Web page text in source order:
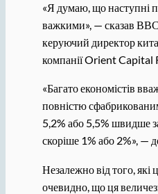
«Я думаю, що наступні
важкими», — сказав
керуючий директор
компанії Orient Capital
«Багато економістів
повністю
5,2% або 5,5% швидше
скоріше 1% або 2%», —
Незалежно від того, які
очевидно, що ця